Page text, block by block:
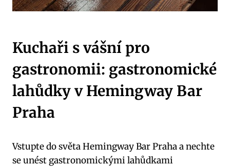
Kuchaři s vášní pro
gastronomii: gastronomické
lahůdky v Hemingway Bar
Praha
Vstupte do světa Hemingway Bar Praha a nechte
se unést gastronomickými lahůdkami